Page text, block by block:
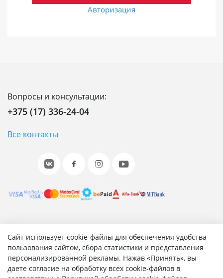
Сайт использует cookie-файлы для обеспечения удобства
пользования сайтом, сбора статистики и представления
персонализированной рекламы. Нажав «Принять», вы
даете согласие на обработку всех cookie-файлов в
Авторизация
Вопросы и консультации:
+375 (17) 336-24-04
Все контакты
© 2001-2026 «Битрикс», «1С-Битрикс». Работает на 1С-
Битрикс: Управление сайтом.
Согласие на обработку персональных данных
Отзыв согласия на обработку персональных данных